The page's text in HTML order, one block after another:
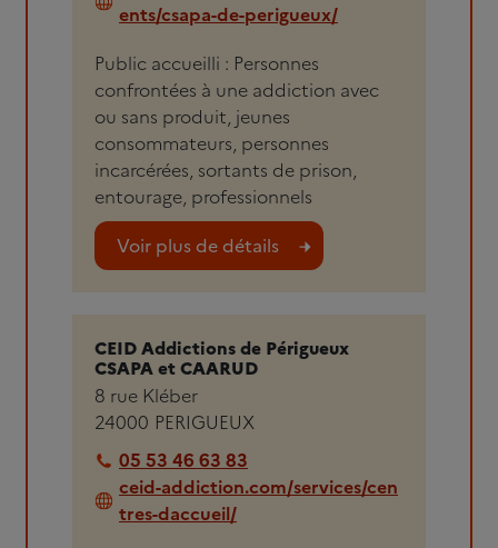
ents/csapa-de-perigueux/
Public accueilli : Personnes
confrontées à une addiction avec
ou sans produit, jeunes
consommateurs, personnes
incarcérées, sortants de prison,
entourage, professionnels
Voir plus de détails
CEID Addictions de Périgueux
CSAPA et CAARUD
8 rue Kléber
24000 PERIGUEUX
05 53 46 63 83
ceid-addiction.com/services/cen
tres-daccueil/